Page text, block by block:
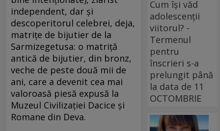
independent, dar şi
descoperitorul celebrei, deja,
matriţe de bijutier de la
Sarmizegetusa: o matriţă
antică de bijutier, din bronz,
veche de peste două mii de
ani, care a devenit cea mai
valoroasă piesă expusă la
Muzeul Civilizaţiei Dacice şi
Romane din Deva.
Cum își văd
adolescenții
viitorul? -
Termenul
pentru
înscrieri s-a
prelungit până
la data de 11
OCTOMBRIE